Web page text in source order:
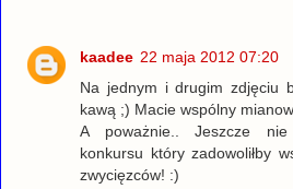
kaadee 22 maja 2012 07:20
Na jednym i drugim zdjęciu
kawą ;) Macie wspólny
A poważnie.. Jeszcze nie
konkursu który zadowoliłby
zwycięzców! :)